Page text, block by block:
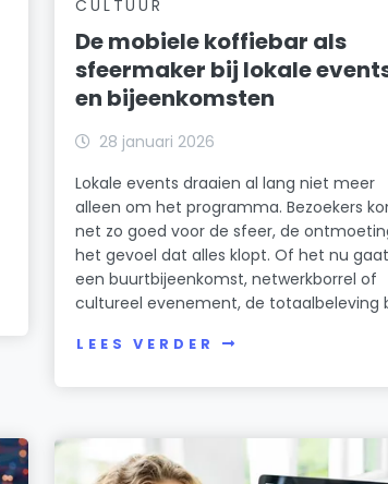
CULTUUR
De mobiele koffiebar als
sfeermaker bij lokale
en bijeenkomsten
28 januari 2026
Lokale events draaien al lang niet meer
alleen om het programma. Bezoekers
net zo goed voor de sfeer, de
het gevoel dat alles klopt. Of het nu
een buurtbijeenkomst, netwerkborrel of
cultureel evenement, de totaalbeleving
LEES VERDER